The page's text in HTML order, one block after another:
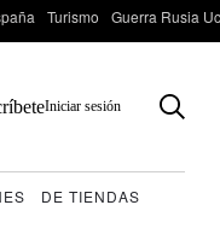
Turismo Guerra Rusia
Iniciar sesión
DE TIENDAS